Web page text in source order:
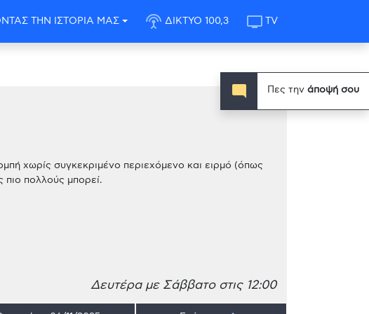
ΤΗΝ ΙΣΤΟΡΙΑ ΜΑΣ settings_input_antenna ΔΙΚΤΥΟ 100,3 tv TV
χωρίς συγκεκριμένο περιεχόμενο και ειρμό (όπως
πιο πολλούς μπορεί.
Δευτέρα με Σάββατο στις 12:00
mode_comment Πες την άποψή σου